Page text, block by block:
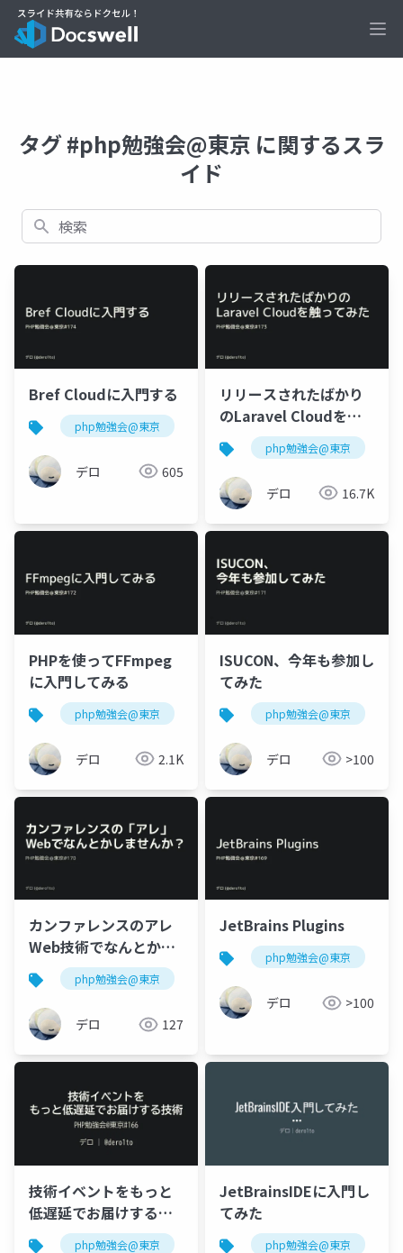
タグ #php勉強会@東京 に関するスラ
イド
検索
Bref Cloudに入門する
php勉強会@東京
デロ 605
リリースされたばかり
のLaravel Cloudを触
ってみたphp勉強会@東京
デロ 16.7K
PHPを使ってFFmpeg
に入門してみる
php勉強会@東京 ffmpeg
デロ 2.1K
ISUCON、今年も参加し
てみた
php勉強会@東京
デロ >100
カンファレンスのアレ
Web技術でなんとかし
ませんかphp勉強会@東京
デロ 127
JetBrains Plugins
php勉強会@東京
デロ >100
技術イベントをもっと
低遅延でお届けする技
術
php勉強会@東京 配信
JetBrainsIDEに入門し
てみた
php勉強会@東京